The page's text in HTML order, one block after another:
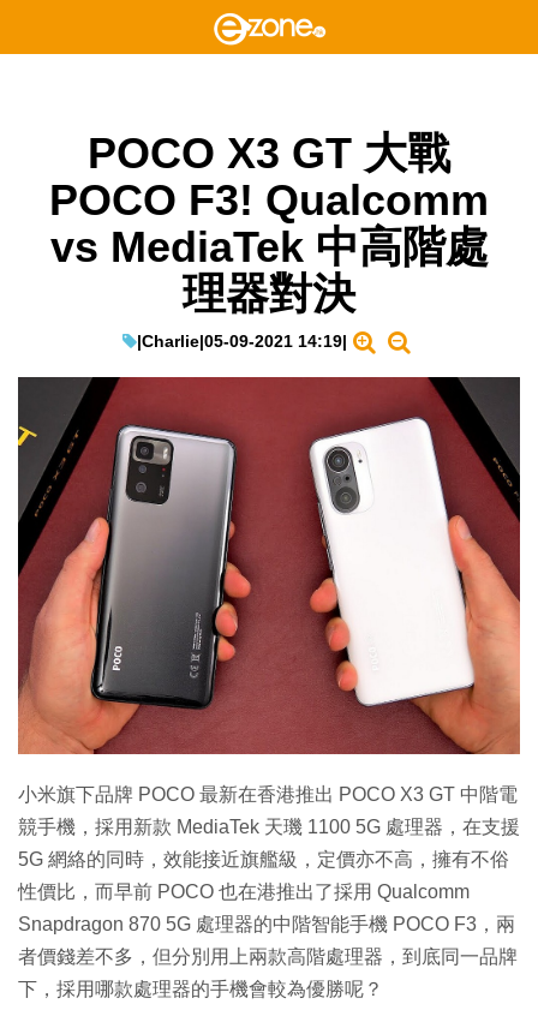
POCO X3 GT 大戰
POCO F3! Qualcomm
vs MediaTek 中高階處
理器對決
|Charlie|05-09-2021 14:19|
小米旗下品牌 POCO 最新在香港推出 POCO X3 GT 中階電
競手機，採用新款 MediaTek 天璣 1100 5G 處理器，在支援
5G 網絡的同時，效能接近旗艦級，定價亦不高，擁有不俗
性價比，而早前 POCO 也在港推出了採用 Qualcomm
Snapdragon 870 5G 處理器的中階智能手機 POCO F3，兩
者價錢差不多，但分別用上兩款高階處理器，到底同一品牌
下，採用哪款處理器的手機會較為優勝呢？